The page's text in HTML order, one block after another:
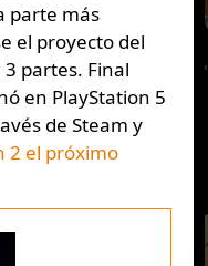
parte más
el proyecto del
partes. Final
en PlayStation 5
de Steam y
2 el próximo